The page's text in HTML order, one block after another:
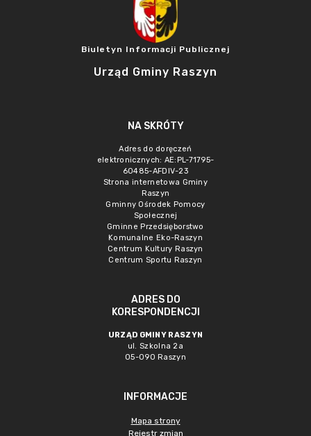
Biuletyn Informacji Publicznej
Urząd Gminy Raszyn
NA SKRÓTY
Adres do doręczeń
elektronicznych: AE:PL-71795-
60485-AFDIV-23
Strona internetowa Gminy
Raszyn
Gminny Ośrodek Pomocy
Społecznej
Gminne Przedsięborstwo
Komunalne Eko-Raszyn
Centrum Kultury Raszyn
Centrum Sportu Raszyn
ADRES DO
KORESPONDENCJI
URZĄD GMINY RASZYN
ul. Szkolna 2a
05-090 Raszyn
INFORMACJE
Mapa strony
Rejestr zmian